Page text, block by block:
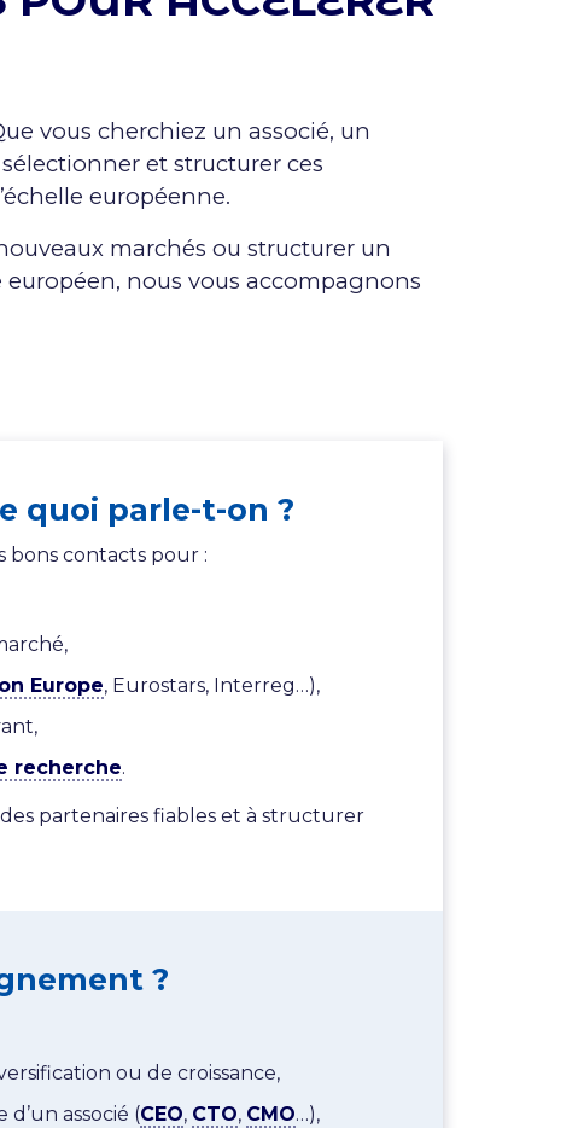
vous cherchiez un associé, un
et structurer ces
européenne.
marchés ou structurer un
nous vous accompagnons
quoi parle-t-on ?
bons contacts pour :
Europe, Eurostars, Interreg…),
recherche.
partenaires fiables et à structurer
?
ou de croissance,
associé (CEO, CTO, CMO…),